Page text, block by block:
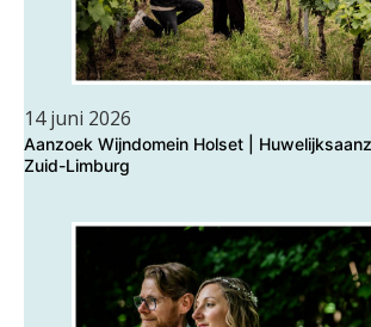
14 juni 2026
Aanzoek Wijndomein Holset |
Zuid-Limburg